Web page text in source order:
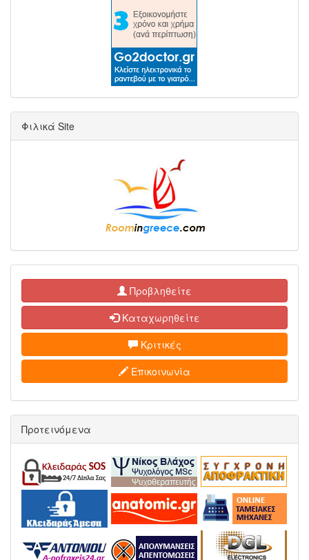
Φιλικά Site
Προβληθείτε
Καταχωρηθείτε
Κριτικές
Επικοινωνία
Προτεινόμενα